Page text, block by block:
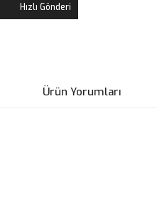
Hızlı Gönderi
Ürün Yorumları